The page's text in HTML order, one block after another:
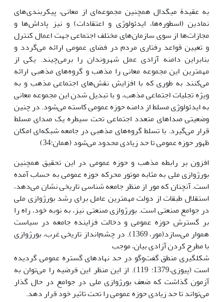
به عقیدة میگدال همچنین مجموعه‌ای از معانی، پیکربندی‌های
نمادین (اسطوره‌ها، ایدئولوژی و اعتقادات) و نیز پاداش‌ها و
مجازات‌ها از سوی سازمان‌های مختلف اجتماعی جهت اعمال کنترل
و تعیین قواعد رفتاری مردم در فضای عمومی ارائه می‌گردد و
بنابراین دامنه آزادی عمل شهروندان را برمی‌چیند. یکی از
مهمترین این مجموعه معانی را مذهب و گروه‌های مذهبی ارائه
می‌کنند به طوری که با افزایش نقش‌های اجتماعی مذهب و به
ویژه تجلیات اجتماعی مذهب، و با تبدیل شدن این مجموعه معانی
به ایدئولوژی مسلط از دامنه حوزه عمومی کاسته می‌شود. در چنین
وضعیتی صدا‌های متعدد اجتماعی تحت سیطره یک صدای مسلط
قرار می‌گیرد. با تسلط گروه‌های مذهبی در جامعه شبکه‌ای امکان
ظهور حوزه عمومی تا حد زیادی محدود می‌شود (همان:34)
افزون بر رابطه مذهب و حوزه عمومی در این تحقیق همچنین
بورژوازی ملی به مثابه موتور محرکه حوزه عمومی به حساب آمده
است. آنچنان که مور از منظر جامعه شناسی تاریخی نشان می‌دهد،
استقلال طبقات از دولت مهمترین عامل برای رشد بورژوازی ملی
در جوامع صنعتی است. بورژوازی صنعتی نیز، به نوبه خود، راه را
بر گسترش حوزه عمومی و دخالت فزاینده جامعه در سیاست
هموار می‌سازد(مور، 1369). در چشم‌انداز تاریخی غرب، بورژوازی
با مطرح کردن آزادی بیان، موجب
شکل­گیری منطق گفت‌وگو در حد نهادهای گستره عمومی گردیده
است (پیوزی،1379: 119). از این منظر این فرضیه را می‌توان به
آزمون گذاشت که ضعف بورژوازی ملی در جوامع در حال گذار
می‌تواند تا حد زیادی حوزه عمومی را تحت تاثیر خود قرار دهد.